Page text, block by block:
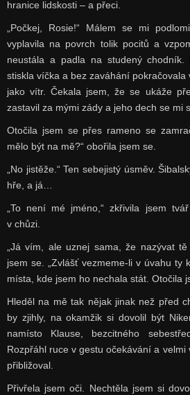
hranice lidskosti – a přeci.
„Počkej, Rosie!“ Málem se mi
vyplavila na povrch tolik pocitů a
neustála a padla na studený
stiskla víčka a bez zaváhání pokračovala
jako vítr. Čekala jsem, že se ukáže
zastavil za mými zády a jeho dech se mi
Otočila jsem se přes rameno se
mělo být na mě?“ obořila jsem se.
„No jistěže.“ Ten sebejistý úsměv.
hře, a já…
„To není mé jméno,“ zkřivila jsem
v chůzi.
„Já vím, ale uznej sama, že nazývat
jsem se. „Zvlášť vezmeme-li v úvahu ty
místa, kde jsem ho nechala stát. Otočila
Hleděl na mě tak nějak jinak než před
by zjihly, na okamžik si dovolil být
namísto Klause, bezcitného
Rozpřáhl ruce v gestu očekávání a velmi
přibližoval.
Přivřela jsem oči. Nechtěla jsem si